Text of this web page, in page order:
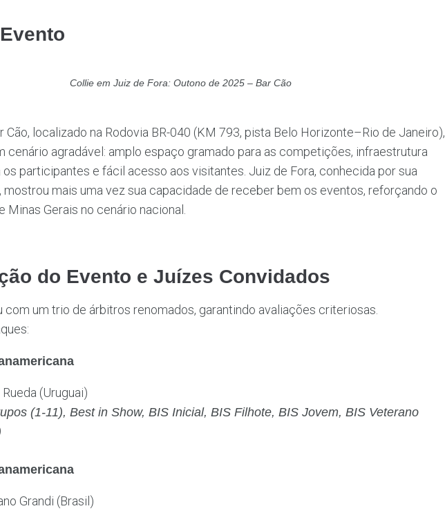
Collie em Juiz de Fora: Outono de 2025 – Bar Cão
Cão, localizado na Rodovia BR-040 (KM 793, pista Belo Horizonte–Rio de Janeiro),
cenário agradável: amplo espaço gramado para as competições, infraestrutura
os participantes e fácil acesso aos visitantes. Juiz de Fora, conhecida por sua
mostrou mais uma vez sua capacidade de receber bem os eventos, reforçando o
Minas Gerais no cenário nacional.
do Evento e Juízes Convidados
com um trio de árbitros renomados, garantindo avaliações criteriosas.
(Uruguai)
(1-11), Best in Show, BIS Inicial, BIS Filhote, BIS Jovem, BIS Veterano
Grandi (Brasil)